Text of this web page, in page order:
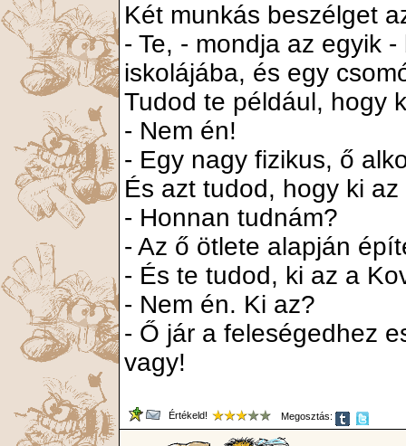
Két munkás beszélget
- Te, - mondja az egyik
iskolájába, és egy
Tudod te például, hogy
- Nem én!
- Egy nagy fizikus, ő
És azt tudod, hogy ki
- Honnan tudnám?
- Az ő ötlete alapján
- És te tudod, ki az a
- Nem én. Ki az?
- Ő jár a feleségedhez
vagy!
Értékeld! Megosztás: